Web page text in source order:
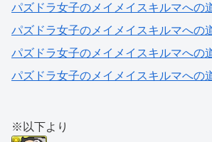
パズドラ女子のメイメイスキルマへの
パズドラ女子のメイメイスキルマへの
パズドラ女子のメイメイスキルマへの
パズドラ女子のメイメイスキルマへの
※以下より